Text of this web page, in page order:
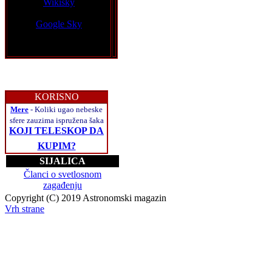
Wikisky
Google Sky
KORISNO
Mere - Koliki ugao nebeske
sfere zauzima ispružena šaka
KOJI TELESKOP DA
KUPIM?
SIJALICA
Članci o svetlosnom
zagađenju
Copyright (C) 2019 Astronomski magazin
Vrh strane